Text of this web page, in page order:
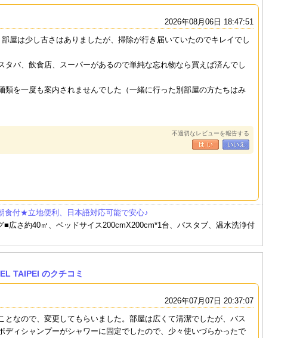
2026年08月06日 18:47:51
屋は少し古さはありましたが、掃除が行き届いていたのでキレイでし
タバ、飲食店、スーパーがあるので単純な忘れ物なら買えば済んでし
を一度も案内されませんでした（一緒に行った別部屋の方たちはみ
不適切なレビューを報告する
食付★立地便利、日本語対応可能で安心♪
■広さ約40㎡、ベッドサイス200cmX200cm*1台、バスタブ、温水洗浄付
TAIPEI のクチコミ
2026年07月07日 20:37:07
なので、変更してもらいました。部屋は広くて清潔でしたが、バス
ディシャンプーがシャワーに固定でしたので、少々使いづらかったで